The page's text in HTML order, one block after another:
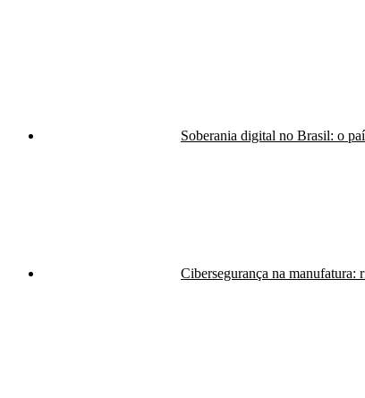
Soberania digital no Brasil: o
Cibersegurança na manufatura: